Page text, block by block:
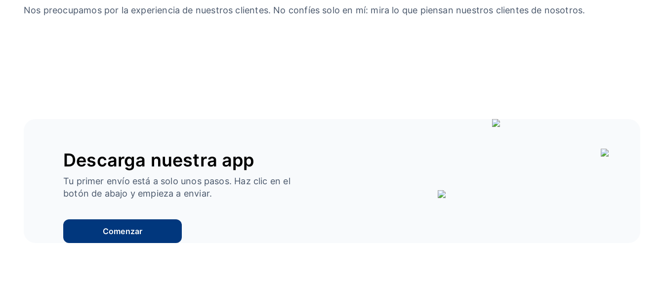
Nos preocupamos por la experiencia de nuestros clientes. No confíes solo en mí: mira lo que piensan nuestros clientes de nosotros.
Descarga nuestra app
Tu primer envío está a solo unos pasos. Haz clic en el
botón de abajo y empieza a enviar.
Comenzar